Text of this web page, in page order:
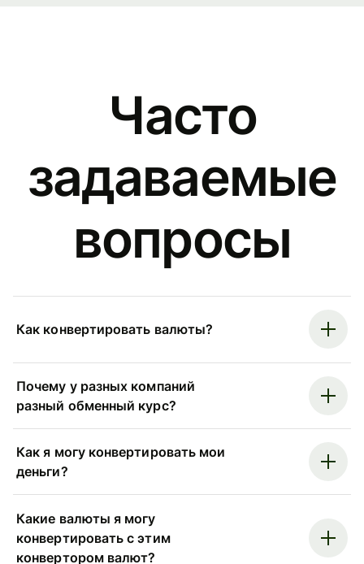
Часто
задаваемые
вопросы
Как конвертировать валюты?
Почему у разных компаний
разный обменный курс?
Как я могу конвертировать мои
деньги?
Какие валюты я могу
конвертировать с этим
конвертором валют?